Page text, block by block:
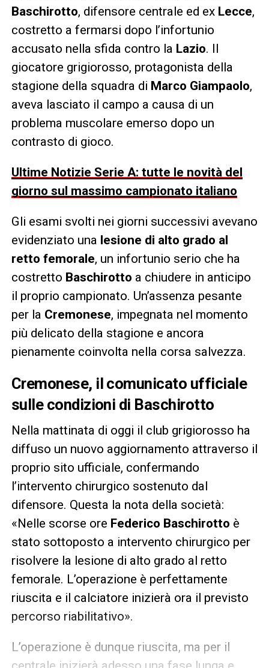
Baschirotto, difensore centrale ed ex Lecce,
costretto a fermarsi dopo l’infortunio
accusato nella sfida contro la Lazio. Il
giocatore grigiorosso, protagonista della
stagione della squadra di Marco Giampaolo,
aveva lasciato il campo a causa di un
problema muscolare emerso dopo un
contrasto di gioco.
Ultime Notizie Serie A: tutte le novità del
giorno sul massimo campionato italiano
Gli esami svolti nei giorni successivi avevano
evidenziato una lesione di alto grado al
retto femorale, un infortunio serio che ha
costretto Baschirotto a chiudere in anticipo
il proprio campionato. Un’assenza pesante
per la Cremonese, impegnata nel momento
più delicato della stagione e ancora
pienamente coinvolta nella corsa salvezza.
Cremonese, il comunicato ufficiale
sulle condizioni di Baschirotto
Nella mattinata di oggi il club grigiorosso ha
diffuso un nuovo aggiornamento attraverso il
proprio sito ufficiale, confermando
l’intervento chirurgico sostenuto dal
difensore. Questa la nota della società:
«Nelle scorse ore Federico Baschirotto è
stato sottoposto a intervento chirurgico per
risolvere la lesione di alto grado al retto
femorale. L’operazione è perfettamente
riuscita e il calciatore inizierà ora il previsto
percorso riabilitativo».
L’operazione è dunque riuscita, ma per il